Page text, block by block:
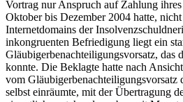
Vortrag nur Anspruch auf Zahlung
Oktober bis Dezember 2004 hatte,
Internetdomains der
inkongruenten Befriedigung liegt ein
Gläubigerbenachteiligungsvorsatz, das
konnte. Die Beklagte hatte nach
vom Gläubigerbenachteiligungsvorsatz
selbst einräumte, mit der Übertragung